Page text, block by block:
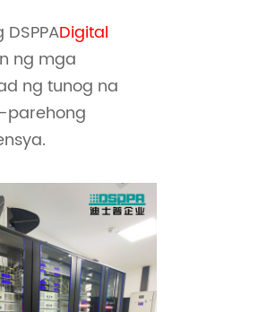
Digital
ng mga
ng tunog na
parehong